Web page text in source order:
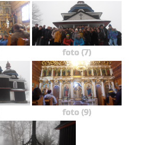
foto (7)
foto (9)